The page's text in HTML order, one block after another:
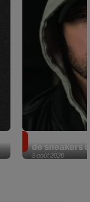
3 août 2026
de sneakers